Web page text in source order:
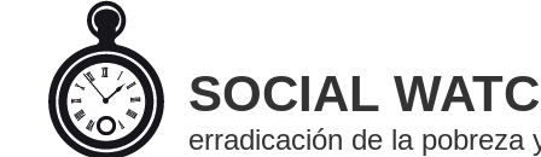
SOCIAL
erradicación de la pobreza